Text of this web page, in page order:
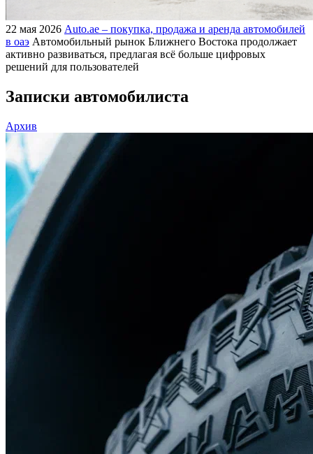
22 мая 2026 Auto.ae – покупка, продажа и аренда автомобилей
в оаэ Автомобильный рынок Ближнего Востока продолжает
активно развиваться, предлагая всё больше цифровых
решений для пользователей
Записки автомобилиста
Архив